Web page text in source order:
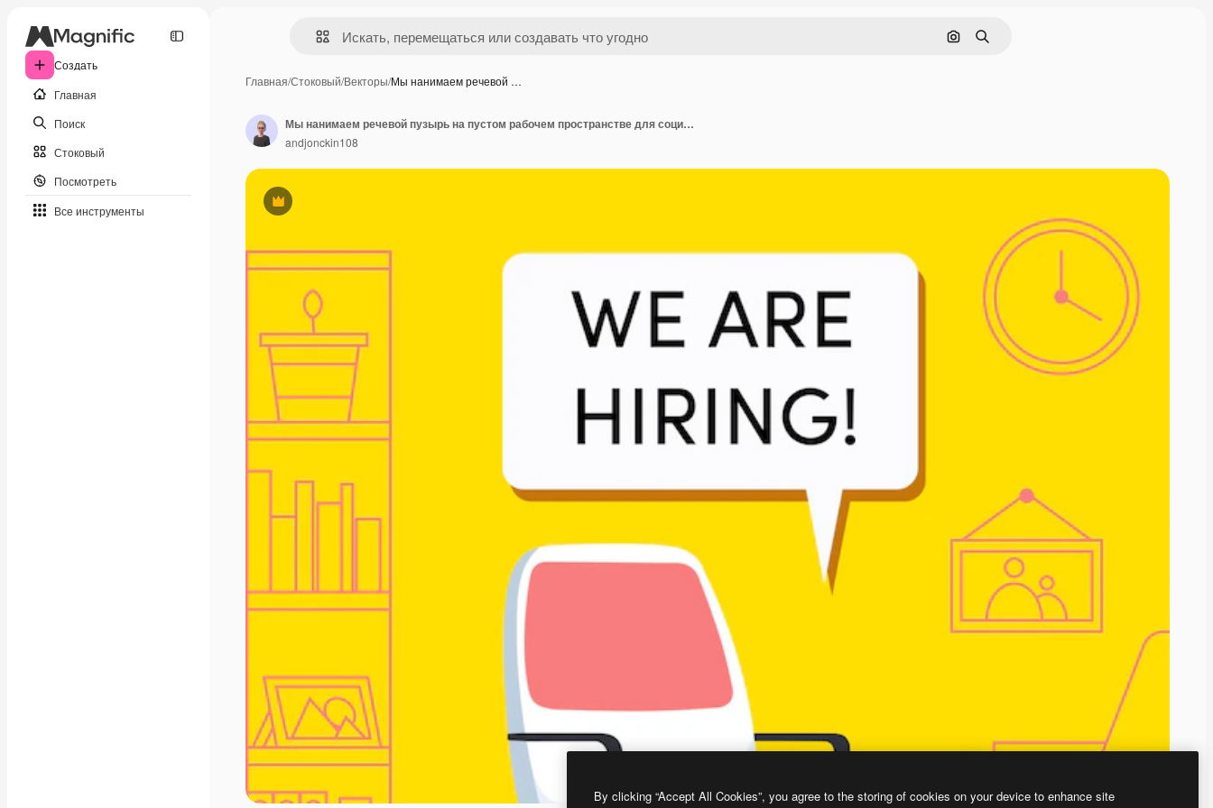
Создать
Главная
Поиск
Стоковый
Посмотреть
Все инструменты
Поиск по изображению
Поиск
Главная/Стоковый/Векторы/Мы нанимаем речевой …
Премиум
Мы нанимаем речевой пузырь на пустом рабочем пространстве для социальных постов, промо-маркетинговой информации, обмена справочными советами или предложениями, вектор публикации в сети приложений 10 eps
andjonckin108
By clicking “Accept All Cookies”, you agree to the storing of cookies on your device to enhance site